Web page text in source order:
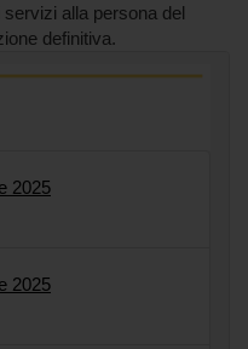
alla persona del
definitiva.
2025
2025